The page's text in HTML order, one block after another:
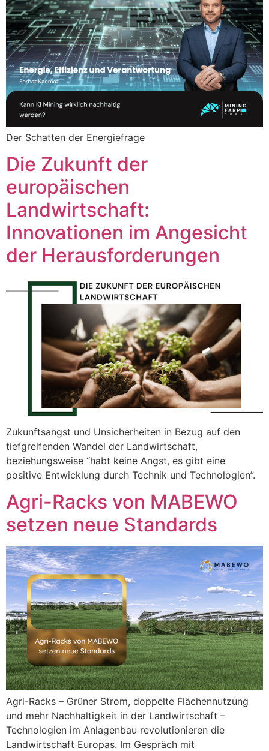
Der Schatten der Energiefrage
Die Zukunft der
europäischen
Landwirtschaft:
Innovationen im Angesicht
der Herausforderungen
Zukunftsangst und Unsicherheiten in Bezug auf den
tiefgreifenden Wandel der Landwirtschaft,
beziehungsweise “habt keine Angst, es gibt eine
positive Entwicklung durch Technik und Technologien”.
Agri-Racks von MABEWO
setzen neue Standards
Agri-Racks – Grüner Strom, doppelte Flächennutzung
und mehr Nachhaltigkeit in der Landwirtschaft –
Technologien im Anlagenbau revolutionieren die
Landwirtschaft Europas. Im Gespräch mit